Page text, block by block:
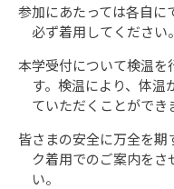
参加にあたっては各自に
必ず着用してください。
本学受付について検温を
す。検温により、体温
ていただくことができ
皆さまの安全に万全を
ク着用でのご案内を
い。